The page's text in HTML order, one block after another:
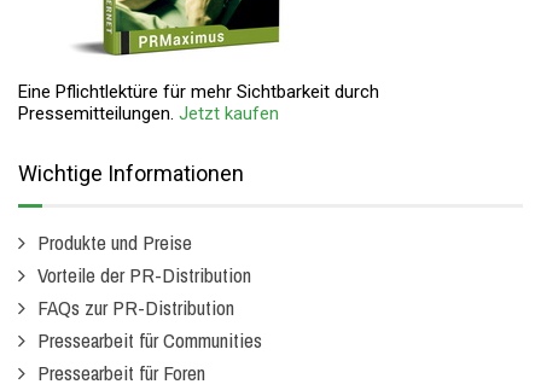
Eine Pflichtlektüre für mehr Sichtbarkeit durch
Pressemitteilungen. Jetzt kaufen
Wichtige Informationen
Produkte und Preise
Vorteile der PR-Distribution
FAQs zur PR-Distribution
Pressearbeit für Communities
Pressearbeit für Foren